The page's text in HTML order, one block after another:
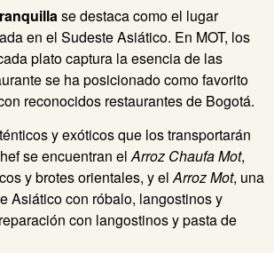
se destaca como el lugar
en el Sudeste Asiático. En MOT, los
plato captura la esencia de las
se ha posicionado como favorito
reconocidos restaurantes de Bogotá.
y exóticos que los transportarán
se encuentran elArroz Chaufa Mot,
y brotes orientales, y elArroz Mot, una
Asiático con róbalo, langostinos y
con langostinos y pasta de